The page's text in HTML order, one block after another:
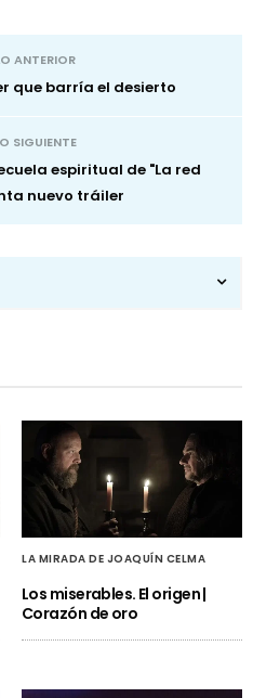
ANTERIOR
que barría el desierto
SIGUIENTE
espiritual de "La red
nuevo tráiler
LA MIRADA DE JOAQUÍN CELMA
Los miserables. El origen |
Corazón de oro